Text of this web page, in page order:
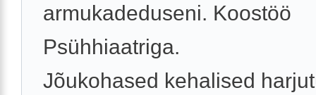
armukadeduseni. Koostöö
Psühhiaatriga.
Jõukohased kehalised